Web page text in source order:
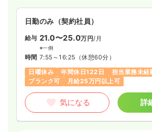
日勤のみ（契約社員）
給与 21.0〜25.0万円/月
※一例
時間 7:55～16:25 （休憩60分）
日曜休み
年間休日122日
担当業務未経
ブランク可
月給25万円以上可
気になる 詳